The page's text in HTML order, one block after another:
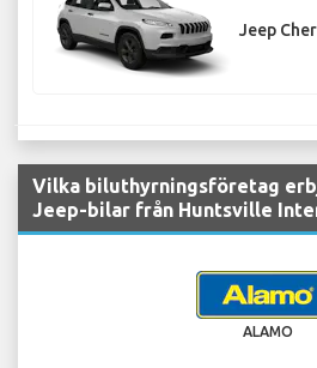
Jeep
Vilka biluthyrningsföretag
Jeep-bilar från Huntsville
ALAMO